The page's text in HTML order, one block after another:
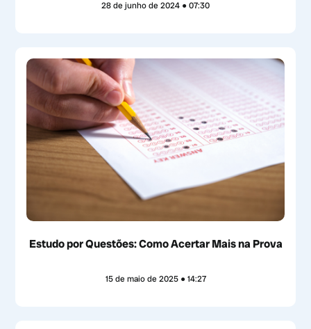
28 de junho de 2024 07:30
Estudo por Questões: Como Acertar Mais na Prova
15 de maio de 2025 14:27